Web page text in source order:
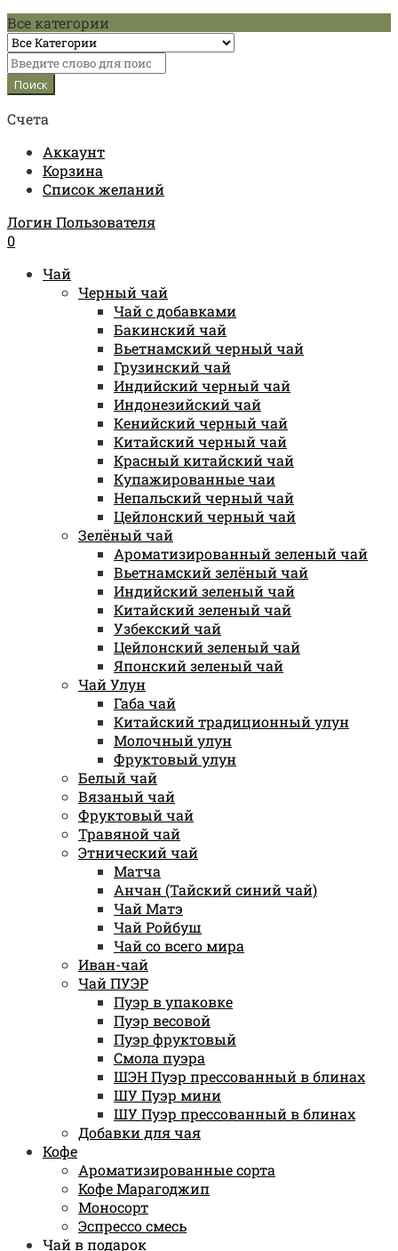
Все категории
Счета
Аккаунт
Корзина
Список желаний
Логин Пользователя
0
Чай
Черный чай
Чай с добавками
Бакинский чай
Вьетнамский черный чай
Грузинский чай
Индийский черный чай
Индонезийский чай
Кенийский черный чай
Китайский черный чай
Красный китайский чай
Купажированные чаи
Непальский черный чай
Цейлонский черный чай
Зелёный чай
Ароматизированный зеленый чай
Вьетнамский зелёный чай
Индийский зеленый чай
Китайский зеленый чай
Узбекский чай
Цейлонский зеленый чай
Японский зеленый чай
Чай Улун
Габа чай
Китайский традиционный улун
Молочный улун
Фруктовый улун
Белый чай
Вязаный чай
Фруктовый чай
Травяной чай
Этнический чай
Матча
Анчан (Тайский синий чай)
Чай Матэ
Чай Ройбуш
Чай со всего мира
Иван-чай
Чай ПУЭР
Пуэр в упаковке
Пуэр весовой
Пуэр фруктовый
Смола пуэра
ШЭН Пуэр прессованный в блинах
ШУ Пуэр мини
ШУ Пуэр прессованный в блинах
Добавки для чая
Кофе
Ароматизированные сорта
Кофе Марагоджип
Моносорт
Эспрессо смесь
Чай в подарок